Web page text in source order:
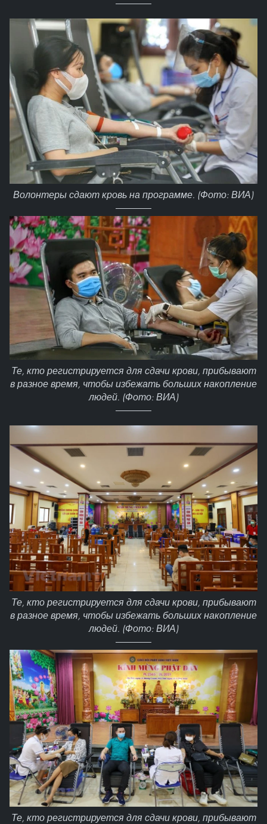
Волонтеры сдают кровь на программе. (Фото: ВИА)
Те, кто регистрируется для сдачи крови, прибывают
в разное время, чтобы избежать больших накопление
людей. (Фото: ВИА)
Те, кто регистрируется для сдачи крови, прибывают
в разное время, чтобы избежать больших накопление
людей. (Фото: ВИА)
Те, кто регистрируется для сдачи крови, прибывают